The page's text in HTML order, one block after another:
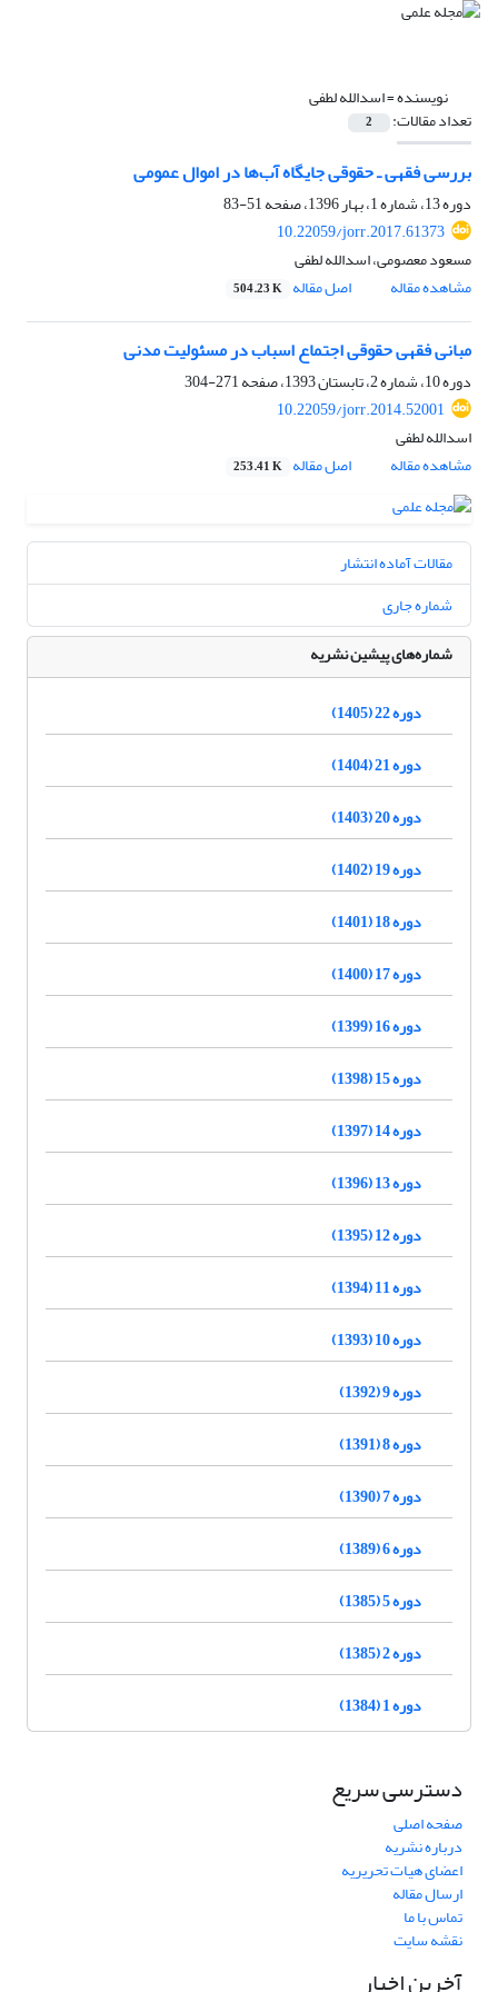
نویسنده =اسدالله لطفی
تعداد مقالات: 2
بررسی فقهی ـ حقوقی جایگاه آب‌ها در اموال عمومی
دوره 13، شماره 1، بهار 1396، صفحه
51-83
10.22059/jorr.2017.61373
مسعود معصومی، اسدالله لطفی
مشاهده مقاله
اصل مقاله 504.23 K
مبانی فقهی حقوقی اجتماع اسباب در مسئولیت مدنی
دوره 10، شماره 2، تابستان 1393، صفحه
271-304
10.22059/jorr.2014.52001
اسدالله لطفی
مشاهده مقاله
اصل مقاله 253.41 K
مقالات آماده انتشار
شماره جاری
شماره‌های پیشین نشریه
دوره 22 (1405)
دوره 21 (1404)
دوره 20 (1403)
دوره 19 (1402)
دوره 18 (1401)
دوره 17 (1400)
دوره 16 (1399)
دوره 15 (1398)
دوره 14 (1397)
دوره 13 (1396)
دوره 12 (1395)
دوره 11 (1394)
دوره 10 (1393)
دوره 9 (1392)
دوره 8 (1391)
دوره 7 (1390)
دوره 6 (1389)
دوره 5 (1385)
دوره 2 (1385)
دوره 1 (1384)
دسترسی سریع
صفحه اصلی
درباره نشریه
اعضای هیات تحریریه
ارسال مقاله
تماس با ما
نقشه سایت
آخرین اخبار